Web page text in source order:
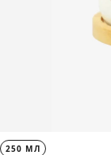
250 МЛ